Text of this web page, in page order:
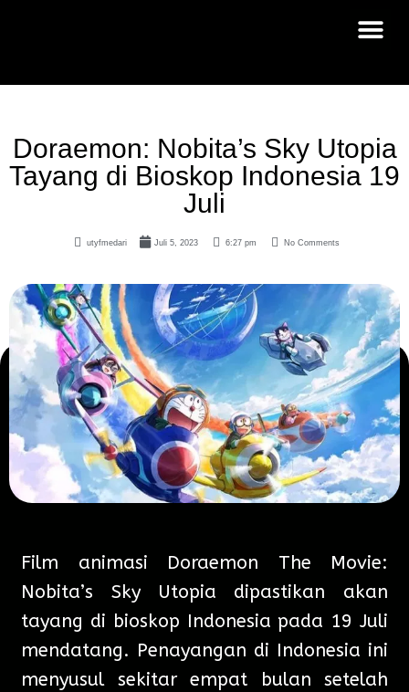
Doraemon: Nobita’s Sky Utopia
Tayang di Bioskop Indonesia 19
Juli
utyfmedari Juli 5, 2023 6:27 pm No Comments
Film animasi Doraemon The Movie:
Nobita’s Sky Utopia dipastikan akan
tayang di bioskop Indonesia pada 19 Juli
mendatang. Penayangan di Indonesia ini
menyusul sekitar empat bulan setelah